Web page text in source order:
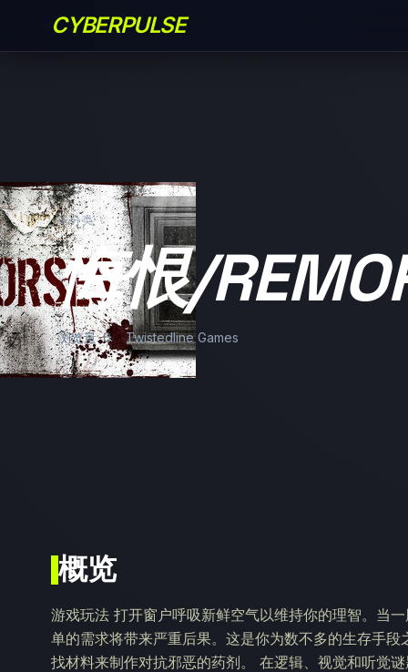
CYBERPULSE
未分类
悔恨/
浏览量: 0 Twistedline Games
概览
游戏玩法 打开窗户呼吸新鲜空气以维持你的理智。当
单的需求将带来严重后果。这是你为数不多的生存手
找材料来制作对抗邪恶的药剂。 在逻辑、视觉和听觉